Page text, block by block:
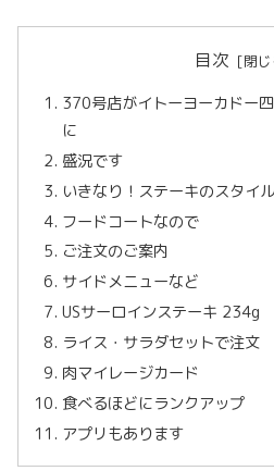
目次
370号店がイトーヨーカドー
に
盛況です
いきなり！ステーキのスタイル
フードコートなので
ご注文のご案内
サイドメニューなど
USサーロインステーキ 234g
ライス・サラダセットで注文
肉マイレージカード
食べるほどにランクアップ
アプリもあります